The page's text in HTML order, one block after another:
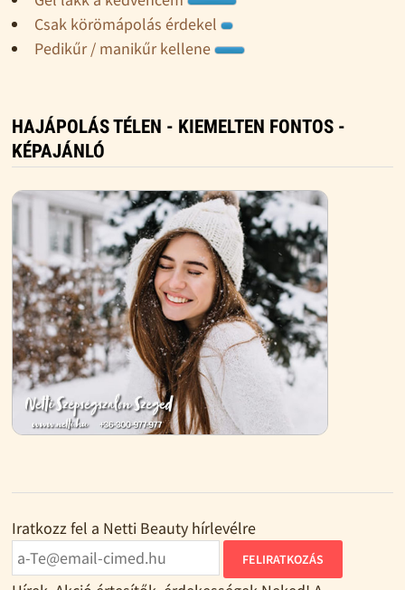
Csak körömápolás érdekel
Pedikűr / manikűr kellene
HAJÁPOLÁS TÉLEN - KIEMELTEN FONTOS -
KÉPAJÁNLÓ
Iratkozz fel a Netti Beauty hírlevélre
FELIRATKOZÁS